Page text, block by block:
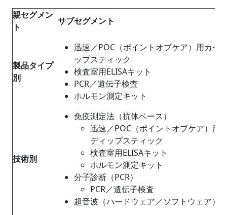
親セグメン
ト
サブセグメント
製品タイプ
別
迅速／POC（ポイントオブケア）用カセ
ップスティック
検査室用ELISAキット
PCR／遺伝子検査
ホルモン測定キット
技術別
免疫測定法（抗体ベース）
迅速／POC（ポイントオブケア）用
ディップスティック
検査室用ELISAキット
ホルモン測定キット
分子診断（PCR）
PCR／遺伝子検査
超音波（ハードウェア／ソフトウェア）